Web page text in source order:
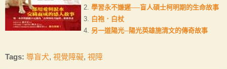
學習永不嫌遲──盲人碩士柯明期的生命故事
白袍．白杖
另一道陽光─陽光英雄施清文的傳奇故事
Tags: 導盲犬, 視覺障礙, 視障